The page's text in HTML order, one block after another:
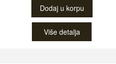
Dodaj u korpu
Više detalja